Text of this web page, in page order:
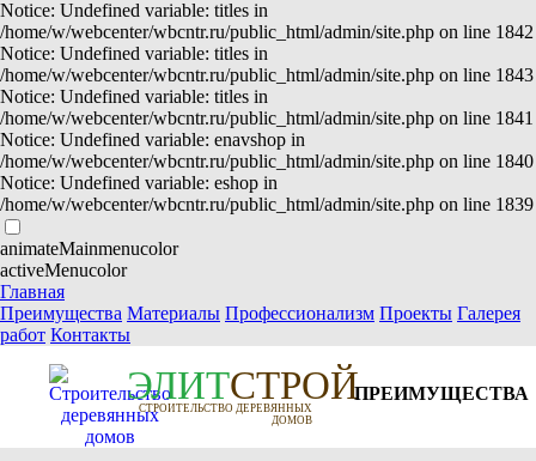
Notice: Undefined variable: titles in
/home/w/webcenter/wbcntr.ru/public_html/admin/site.php on line 1842
Notice: Undefined variable: titles in
/home/w/webcenter/wbcntr.ru/public_html/admin/site.php on line 1843
Notice: Undefined variable: titles in
/home/w/webcenter/wbcntr.ru/public_html/admin/site.php on line 1841
Notice: Undefined variable: enavshop in
/home/w/webcenter/wbcntr.ru/public_html/admin/site.php on line 1840
Notice: Undefined variable: eshop in
/home/w/webcenter/wbcntr.ru/public_html/admin/site.php on line 1839
animateMainmenucolor
activeMenucolor
Главная
Преимущества Материалы Профессионализм Проекты Галерея
работ Контакты
ЭЛИТСТРОЙ
СТРОИТЕЛЬСТВО ДЕРЕВЯННЫХ
ДОМОВ
ПРЕИМУЩЕСТВА